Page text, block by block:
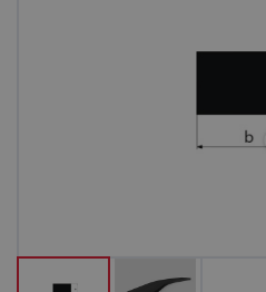
O nás a kariéra